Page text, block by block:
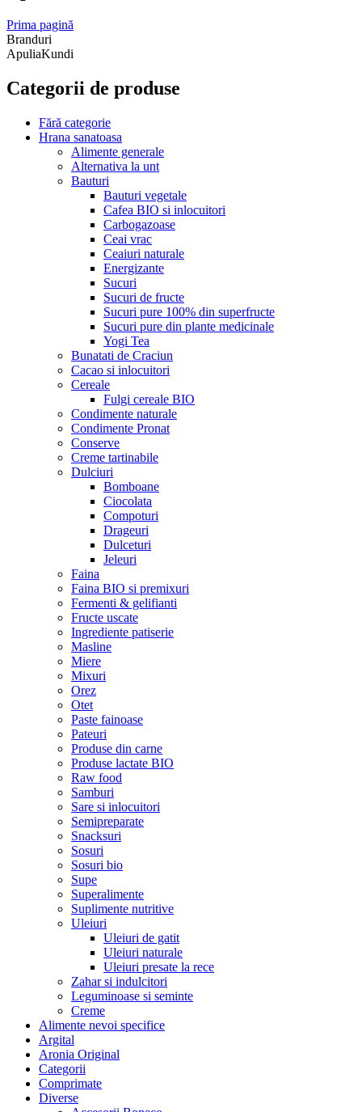
Prima pagină
Branduri
ApuliaKundi
Categorii de produse
Fără categorie
Hrana sanatoasa
Alimente generale
Alternativa la unt
Bauturi
Bauturi vegetale
Cafea BIO si inlocuitori
Carbogazoase
Ceai vrac
Ceaiuri naturale
Energizante
Sucuri
Sucuri de fructe
Sucuri pure 100% din superfructe
Sucuri pure din plante medicinale
Yogi Tea
Bunatati de Craciun
Cacao si inlocuitori
Cereale
Fulgi cereale BIO
Condimente naturale
Condimente Pronat
Conserve
Creme tartinabile
Dulciuri
Bomboane
Ciocolata
Compoturi
Drageuri
Dulceturi
Jeleuri
Faina
Faina BIO si premixuri
Fermenti & gelifianti
Fructe uscate
Ingrediente patiserie
Masline
Miere
Mixuri
Orez
Otet
Paste fainoase
Pateuri
Produse din carne
Produse lactate BIO
Raw food
Samburi
Sare si inlocuitori
Semipreparate
Snacksuri
Sosuri
Sosuri bio
Supe
Superalimente
Suplimente nutritive
Uleiuri
Uleiuri de gatit
Uleiuri naturale
Uleiuri presate la rece
Zahar si indulcitori
Leguminoase si seminte
Creme
Alimente nevoi specifice
Argital
Aronia Original
Categorii
Comprimate
Diverse